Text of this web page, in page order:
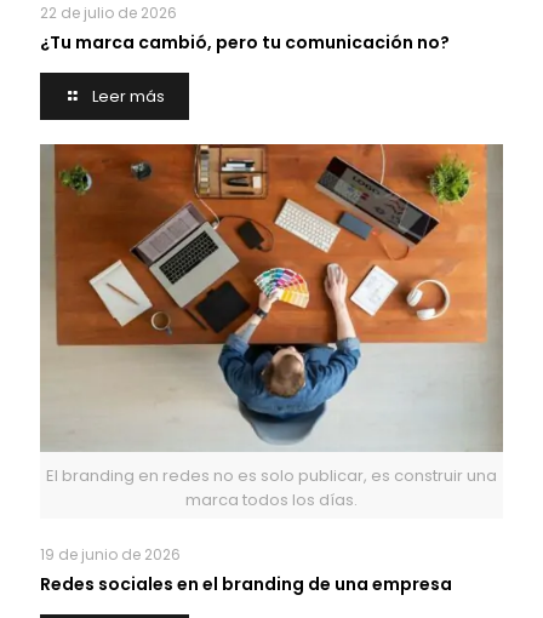
22 de julio de 2026
¿Tu marca cambió, pero tu comunicación no?
Leer más
El branding en redes no es solo publicar, es construir una
marca todos los días.
19 de junio de 2026
Redes sociales en el branding de una empresa